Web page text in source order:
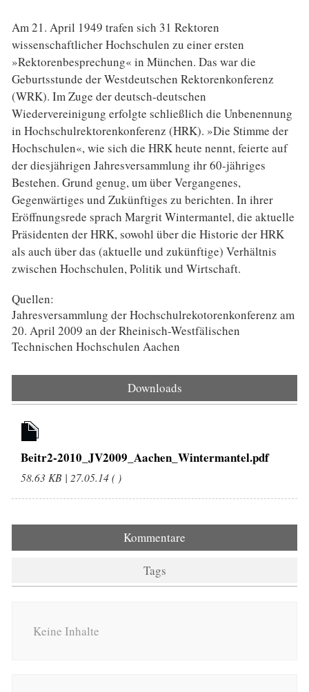
Am 21. April 1949 trafen sich 31 Rektoren
wissenschaftlicher Hochschulen zu einer ersten
»Rektorenbesprechung« in München. Das war die
Geburtsstunde der Westdeutschen Rektorenkonferenz
(WRK). Im Zuge der deutsch-deutschen
Wiedervereinigung erfolgte schließlich die Unbenennung
in Hochschulrektorenkonferenz (HRK). »Die Stimme der
Hochschulen«, wie sich die HRK heute nennt, feierte auf
der diesjährigen Jahresversammlung ihr 60-jähriges
Bestehen. Grund genug, um über Vergangenes,
Gegenwärtiges und Zukünftiges zu berichten. In ihrer
Eröffnungsrede sprach Margrit Wintermantel, die aktuelle
Präsidenten der HRK, sowohl über die Historie der HRK
als auch über das (aktuelle und zukünftige) Verhältnis
zwischen Hochschulen, Politik und Wirtschaft.
Quellen:
Jahresversammlung der Hochschulrekotorenkonferenz am
20. April 2009 an der Rheinisch-Westfälischen
Technischen Hochschulen Aachen
Downloads
Beitr2-2010_JV2009_Aachen_Wintermantel.pdf
58.63 KB | 27.05.14 ( )
Kommentare
Tags
Keine Inhalte